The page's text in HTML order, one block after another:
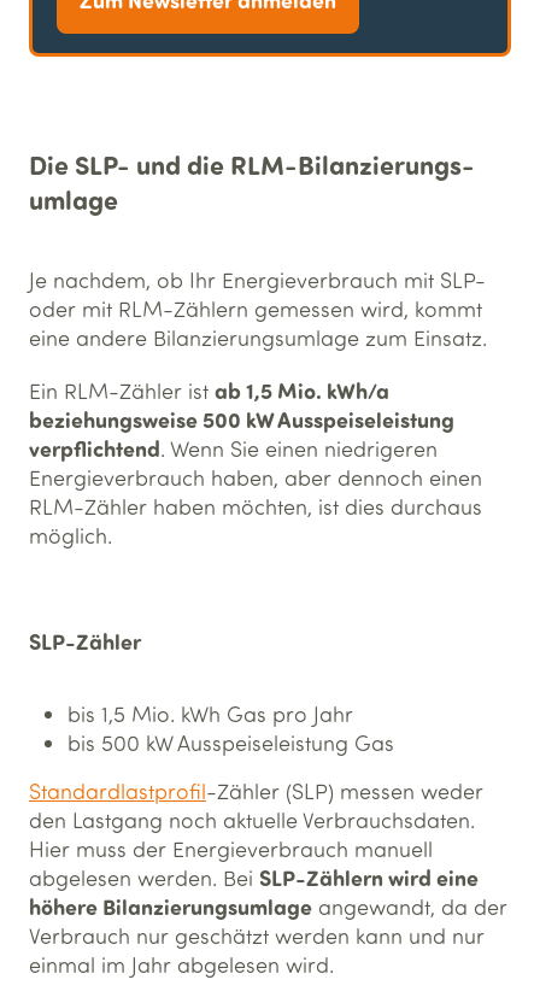
Die SLP- und die RLM-Bilanzierungs­
umlage
Je nachdem, ob Ihr Energieverbrauch mit SLP-
oder mit RLM-Zählern gemessen wird, kommt
eine andere Bilanzierungsumlage zum Einsatz.
Ein RLM-Zähler ist ab 1,5 Mio. kWh/a
beziehungsweise 500 kW Ausspeiseleistung
verpflichtend. Wenn Sie einen niedrigeren
Energieverbrauch haben, aber dennoch einen
RLM-Zähler haben möchten, ist dies durchaus
möglich.
SLP-Zähler
bis 1,5 Mio. kWh Gas pro Jahr
bis 500 kW Ausspeiseleistung Gas
Standardlastprofil-Zähler (SLP) messen weder
den Lastgang noch aktuelle Verbrauchsdaten.
Hier muss der Energieverbrauch manuell
abgelesen werden. Bei SLP-Zählern wird eine
höhere Bilanzierungsumlage angewandt, da der
Verbrauch nur geschätzt werden kann und nur
einmal im Jahr abgelesen wird.